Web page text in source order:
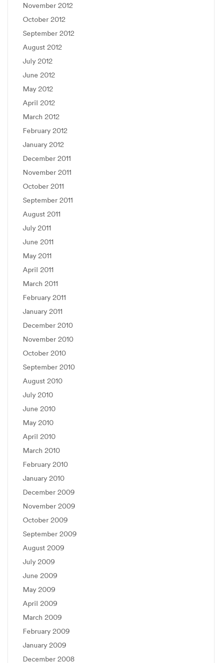
November 2012
October 2012
September 2012
August 2012
July 2012
June 2012
May 2012
April 2012
March 2012
February 2012
January 2012
December 2011
November 2011
October 2011
September 2011
August 2011
July 2011
June 2011
May 2011
April 2011
March 2011
February 2011
January 2011
December 2010
November 2010
October 2010
September 2010
August 2010
July 2010
June 2010
May 2010
April 2010
March 2010
February 2010
January 2010
December 2009
November 2009
October 2009
September 2009
August 2009
July 2009
June 2009
May 2009
April 2009
March 2009
February 2009
January 2009
December 2008